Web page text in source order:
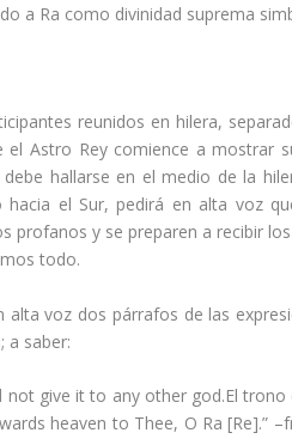
a Ra como divinidad suprema
reunidos en hilera,
Astro Rey comience a mostrar
hallarse en el medio de la
el Sur, pedirá en alta voz
profanos y se preparen a recibir
todo.
voz dos párrafos de las
a saber:
not give it to any other god.El
heaven to Thee, O Ra [Re].”